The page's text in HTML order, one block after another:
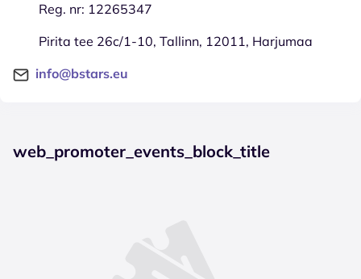
Reg. nr: 12265347
Pirita tee 26c/1-10, Tallinn, 12011, Harjumaa
info@bstars.eu
web_promoter_events_block_title